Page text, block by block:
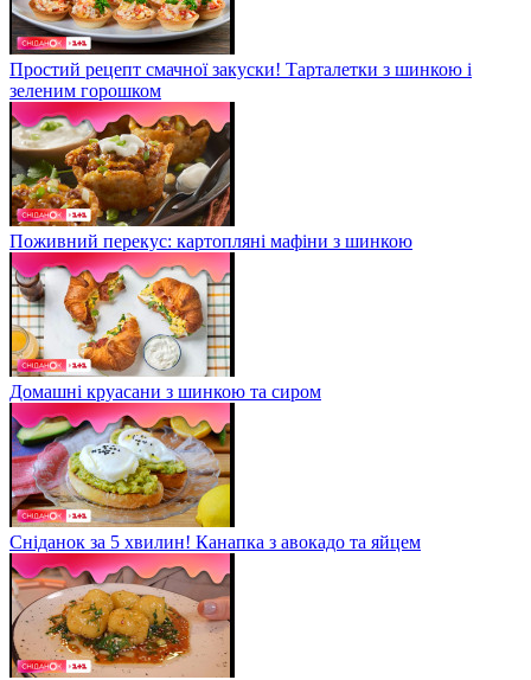
Простий рецепт смачної закуски! Тарталетки з шинкою і
зеленим горошком
Поживний перекус: картопляні мафіни з шинкою
Домашні круасани з шинкою та сиром
Сніданок за 5 хвилин! Канапка з авокадо та яйцем